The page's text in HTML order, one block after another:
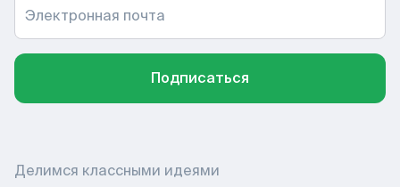
Электронная почта
Подписаться
Делимся классными идеями